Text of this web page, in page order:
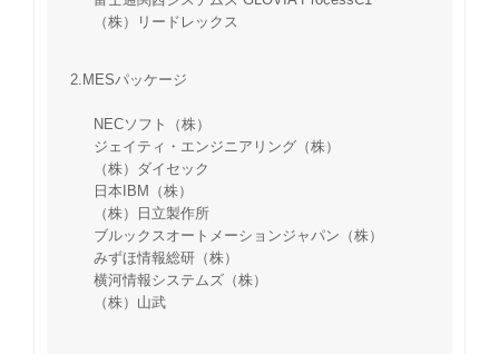
（株）リードレックス
2.MESパッケージ
NECソフト（株）
ジェイティ・エンジニアリング（株）
（株）ダイセック
日本IBM（株）
（株）日立製作所
ブルックスオートメーションジャパン（株）
みずほ情報総研（株）
横河情報システムズ（株）
（株）山武